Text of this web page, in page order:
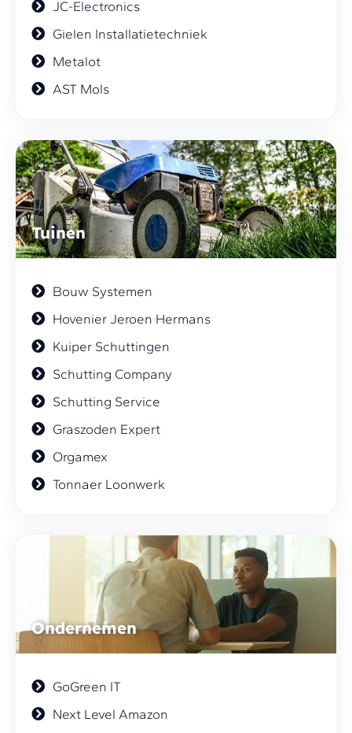
JC-Electronics
Gielen Installatietechniek
Metalot
AST Mols
Tuinen
Bouw Systemen
Hovenier Jeroen Hermans
Kuiper Schuttingen
Schutting Company
Schutting Service
Graszoden Expert
Orgamex
Tonnaer Loonwerk
Ondernemen
GoGreen IT
Next Level Amazon